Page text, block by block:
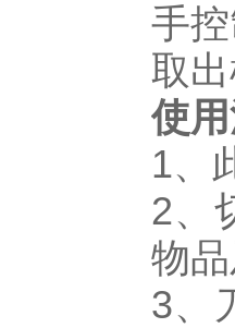
手
取
使
1、
2、
物
3、